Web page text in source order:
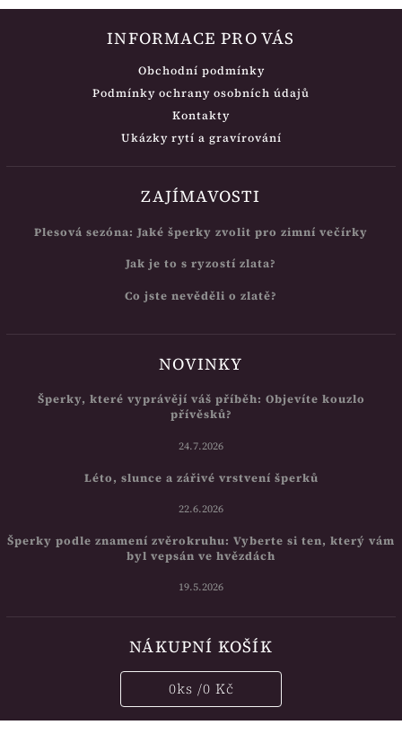
INFORMACE PRO VÁS
Obchodní podmínky
Podmínky ochrany osobních údajů
Kontakty
Ukázky rytí a gravírování
ZAJÍMAVOSTI
Plesová sezóna: Jaké šperky zvolit pro zimní večírky
Jak je to s ryzostí zlata?
Co jste nevěděli o zlatě?
NOVINKY
Šperky, které vyprávějí váš příběh: Objevíte kouzlo
přívěsků?
24.7.2026
Léto, slunce a zářivé vrstvení šperků
22.6.2026
Šperky podle znamení zvěrokruhu: Vyberte si ten, který vám
byl vepsán ve hvězdách
19.5.2026
NÁKUPNÍ KOŠÍK
0ks /0 Kč